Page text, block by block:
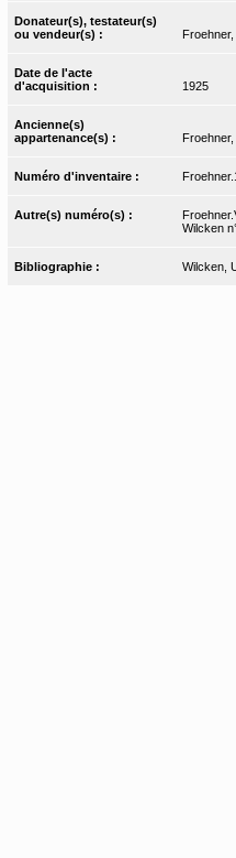
Donateur(s), testateur(s)
ou vendeur(s) :
Froehner,
Date de l'acte
d'acquisition :
1925
Ancienne(s)
appartenance(s) :
Froehner,
Numéro d'inventaire :
Autre(s) numéro(s) :
Wilcken
Bibliographie : Wilcken,